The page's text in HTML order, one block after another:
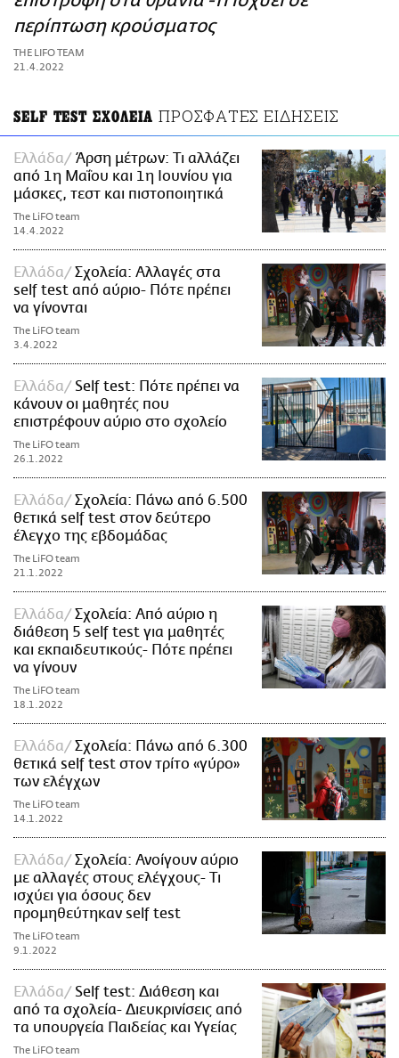
ΑΜΠΑ
PRINT
περίπτωση κρούσματος
THE LIFO TEAM
21.4.2022
SELF TEST ΣΧΟΛΕΙΑ ΠΡΟΣΦΑΤΕΣ ΕΙΔΗΣΕΙΣ
Ελλάδα
Άρση μέτρων: Τι αλλάζει
από 1η Μαΐου και 1η Ιουνίου για
μάσκες, τεστ και πιστοποιητικά
The LiFO team
14.4.2022
Ελλάδα
Σχολεία: Αλλαγές στα
self test από αύριο- Πότε πρέπει
να γίνονται
The LiFO team
3.4.2022
Ελλάδα
Self test: Πότε πρέπει να
κάνουν οι μαθητές που
επιστρέφουν αύριο στο σχολείο
The LiFO team
26.1.2022
Ελλάδα
Σχολεία: Πάνω από 6.500
θετικά self test στον δεύτερο
έλεγχο της εβδομάδας
The LiFO team
21.1.2022
Ελλάδα
Σχολεία: Από αύριο η
διάθεση 5 self test για μαθητές
και εκπαιδευτικούς- Πότε πρέπει
να γίνουν
The LiFO team
18.1.2022
Ελλάδα
Σχολεία: Πάνω από 6.300
θετικά self test στον τρίτο «γύρο»
των ελέγχων
The LiFO team
14.1.2022
Ελλάδα
Σχολεία: Ανοίγουν αύριο
με αλλαγές στους ελέγχους- Τι
ισχύει για όσους δεν
προμηθεύτηκαν self test
The LiFO team
9.1.2022
Ελλάδα
Self test: Διάθεση και
από τα σχολεία- Διευκρινίσεις από
τα υπουργεία Παιδείας και Υγείας
The LiFO team